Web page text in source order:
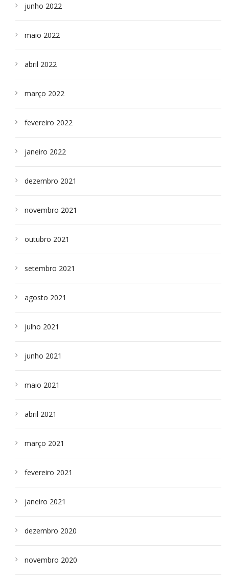
junho 2022
maio 2022
abril 2022
março 2022
fevereiro 2022
janeiro 2022
dezembro 2021
novembro 2021
outubro 2021
setembro 2021
agosto 2021
julho 2021
junho 2021
maio 2021
abril 2021
março 2021
fevereiro 2021
janeiro 2021
dezembro 2020
novembro 2020